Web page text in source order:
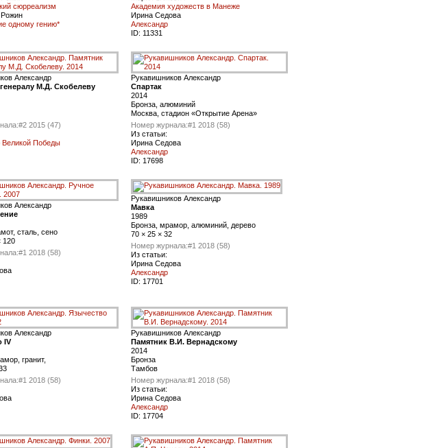
сюрреализм
Рожин
одному гению*
Академия художеств в Манеже
Ирина Седова
Александр
ID: 11331
Александр
М.Д. Скобелеву
#2 2015 (47)
Великой Победы
Рукавишников Александр
Спартак
2014
Бронза, алюминий
Москва, стадион «Открытие Арена»
Номер журнала:#1 2018 (58)
Из статьи:
Ирина Седова
Александр
ID: 17698
Александр
сталь, сено
120
#1 2018 (58)
Рукавишников Александр
Мавка
1989
Бронза, мрамор, алюминий, дерево
70 × 25 × 32
Номер журнала:#1 2018 (58)
Из статьи:
Ирина Седова
Александр
ID: 17701
Александр
IV
гранит,
#1 2018 (58)
Рукавишников Александр
Памятник В.И. Вернадскому
2014
Бронза
Тамбов
Номер журнала:#1 2018 (58)
Из статьи:
Ирина Седова
Александр
ID: 17704